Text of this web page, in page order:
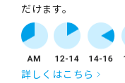
だけます。
詳しくはこちら